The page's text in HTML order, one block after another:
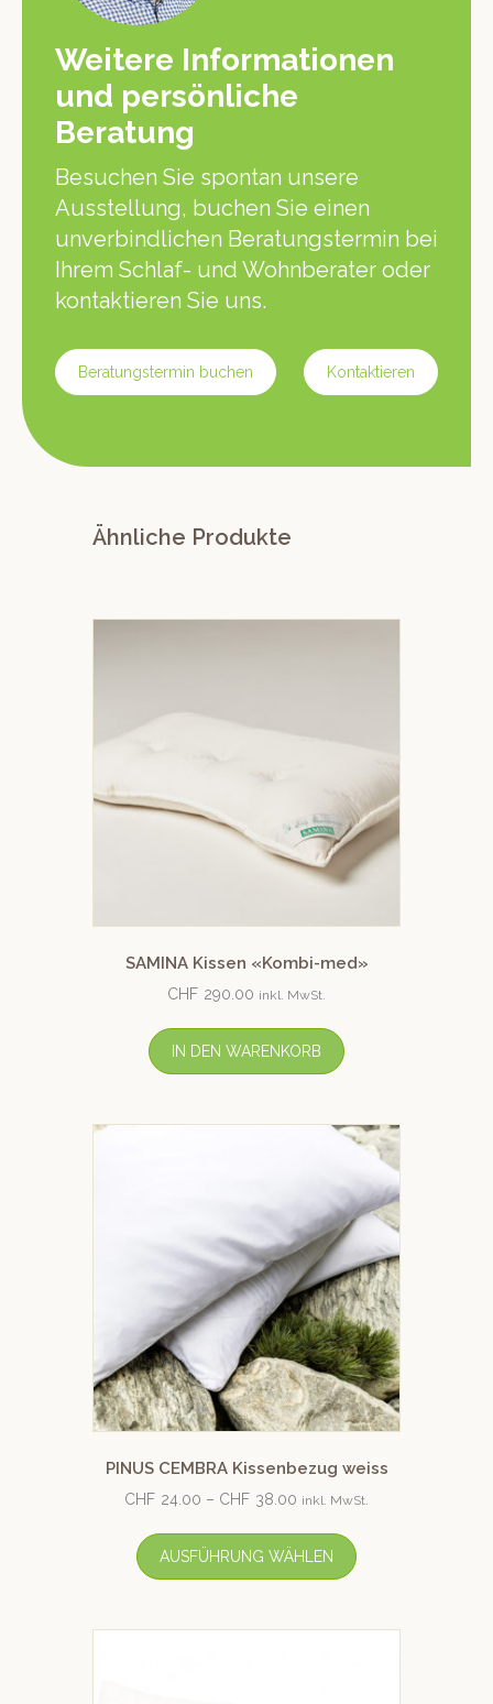
Weitere Informationen
und persönliche
Beratung
Besuchen Sie spontan unsere
Ausstellung, buchen Sie einen
unverbindlichen Beratungstermin bei
Ihrem Schlaf- und Wohnberater oder
kontaktieren Sie uns.
Beratungstermin buchen Kontaktieren
Ähnliche Produkte
SAMINA Kissen «Kombi-med»
CHF 290.00 inkl. MwSt.
IN DEN WARENKORB
PINUS CEMBRA Kissenbezug weiss
CHF 24.00 – CHF 38.00 inkl. MwSt.
AUSFÜHRUNG WÄHLEN